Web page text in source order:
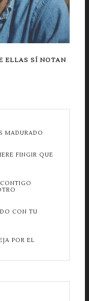
ELLAS SÍ NOTAN
MADURADO
FINGIR QUE
CON TU
POR EL